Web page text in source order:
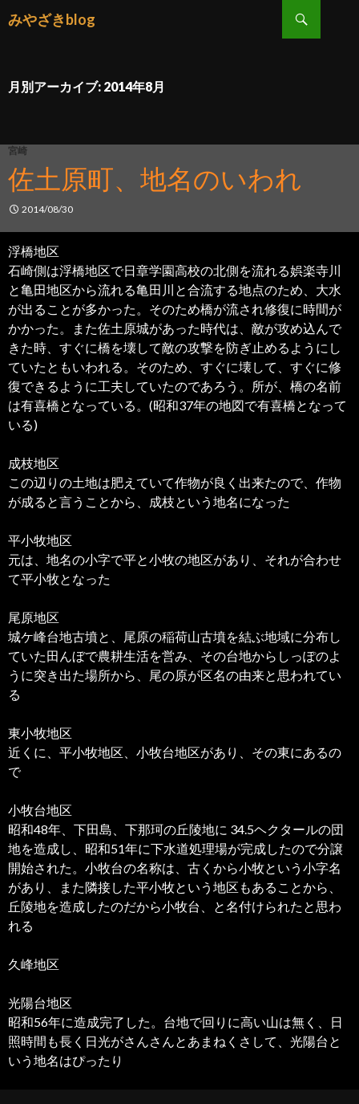
みやざきblog
月別アーカイブ: 2014年8月
宮崎
佐土原町、地名のいわれ
2014/08/30
浮橋地区
石崎側は浮橋地区で日章学園高校の北側を流れる娯楽寺川
と亀田地区から流れる亀田川と合流する地点のため、大水
が出ることが多かった。そのため橋が流され修復に時間が
かかった。また佐土原城があった時代は、敵が攻め込んで
きた時、すぐに橋を壊して敵の攻撃を防ぎ止めるようにし
ていたともいわれる。そのため、すぐに壊して、すぐに修
復できるように工夫していたのであろう。所が、橋の名前
は有喜橋となっている。(昭和37年の地図で有喜橋となって
いる)
成枝地区
この辺りの土地は肥えていて作物が良く出来たので、作物
が成ると言うことから、成枝という地名になった
平小牧地区
元は、地名の小字で平と小牧の地区があり、それが合わせ
て平小牧となった
尾原地区
城ケ峰台地古墳と、尾原の稲荷山古墳を結ぶ地域に分布し
ていた田んぼで農耕生活を営み、その台地からしっぽのよ
うに突き出た場所から、尾の原が区名の由来と思われてい
る
東小牧地区
近くに、平小牧地区、小牧台地区があり、その東にあるの
で
小牧台地区
昭和48年、下田島、下那珂の丘陵地に 34.5ヘクタールの団
地を造成し、昭和51年に下水道処理場が完成したので分譲
開始された。小牧台の名称は、古くから小牧という小字名
があり、また隣接した平小牧という地区もあることから、
丘陵地を造成したのだから小牧台、と名付けられたと思わ
れる
久峰地区
光陽台地区
昭和56年に造成完了した。台地で回りに高い山は無く、日
照時間も長く日光がさんさんとあまねくさして、光陽台と
いう地名はぴったり